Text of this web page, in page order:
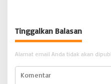
BONGKAR’Perkara.com
Tinggalkan Balasan
Alamat email Anda tidak akan